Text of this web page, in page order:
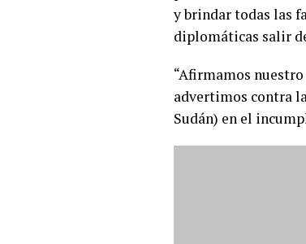
y brindar todas las
diplomáticas salir
“Afirmamos
advertimos contra
Sudán) en el